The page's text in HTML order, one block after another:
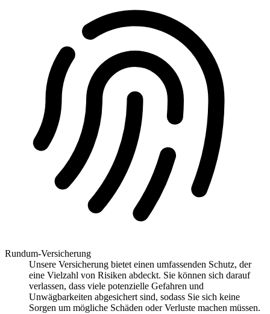
Rundum-Versicherung
Unsere Versicherung bietet einen umfassenden Schutz, der
eine Vielzahl von Risiken abdeckt. Sie können sich darauf
verlassen, dass viele potenzielle Gefahren und
Unwägbarkeiten abgesichert sind, sodass Sie sich keine
Sorgen um mögliche Schäden oder Verluste machen müssen.